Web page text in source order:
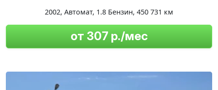
2002, Автомат, 1.8 Бензин, 450 731 км
от 307 р./мес